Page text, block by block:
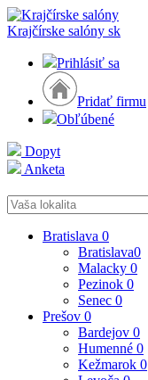
Krajčírske salóny sk
Prihlásiť sa
Pridať firmu
Obľúbené
Dopyt
Anketa
Bratislava 0
Bratislava0
Malacky 0
Pezinok 0
Senec 0
Prešov 0
Bardejov 0
Humenné 0
Kežmarok 0